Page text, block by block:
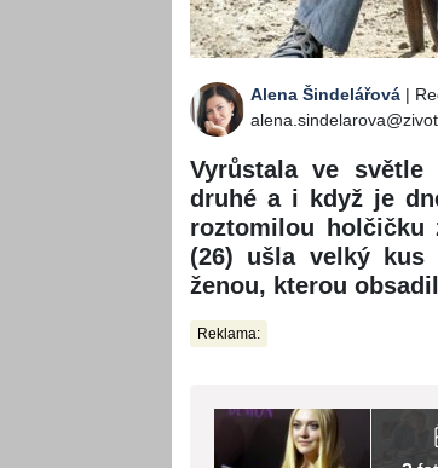
Alena Šindelářová |
Vyrůstala ve světle
druhé a i když je
roztomilou holčičku
(26) ušla velký kus
ženou, kterou
Reklama: